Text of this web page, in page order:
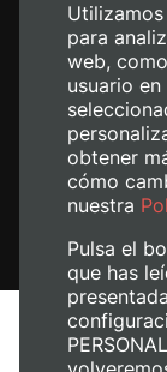
para
web,
usuario
obtener
cómo
nuestra
Pulsa el
que has